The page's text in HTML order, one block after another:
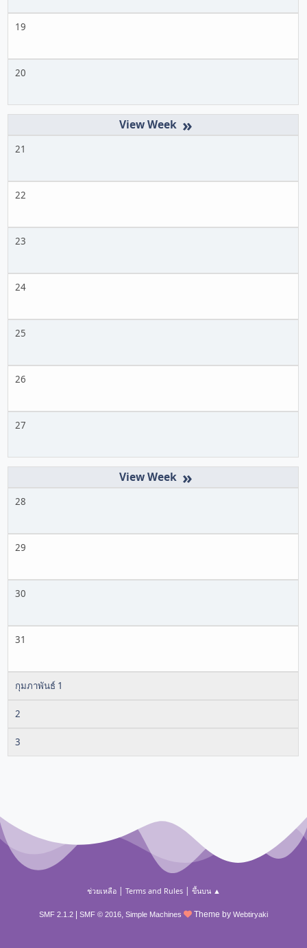
19
20
»
21
22
23
24
25
26
27
»
28
29
30
31
กุมภาพันธ์ 1
2
3
ช่วยเหลือ| Terms and Rules| ขึ้นบน ▲
SMF 2.1.2 SMF © 2016, Simple Machines Theme by Webtiryaki